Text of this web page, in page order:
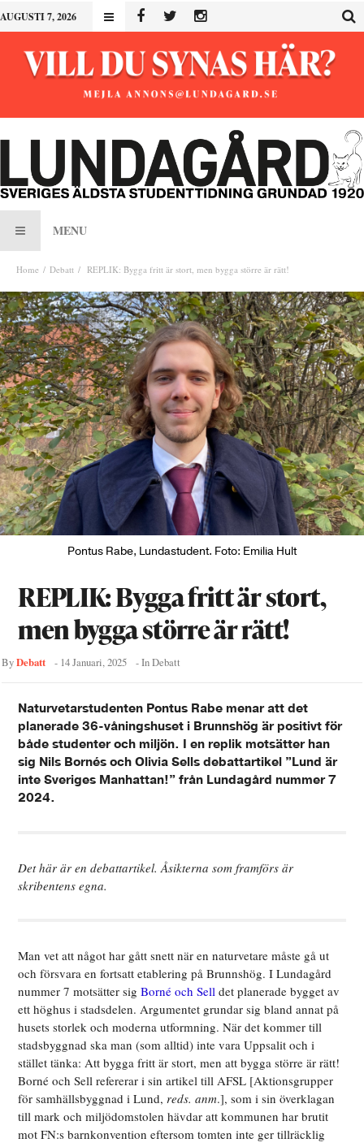
AUGUSTI 7, 2026
MENU
Home Debatt REPLIK: Bygga fritt är stort, men bygga större är rätt!
Pontus Rabe, Lundastudent. Foto: Emilia Hult
REPLIK: Bygga fritt är stort,
men bygga större är rätt!
ByDebatt - 14 Januari, 2025 - InDebatt
Naturvetarstudenten Pontus Rabe menar att det
planerade 36-våningshuset i Brunnshög är positivt för
både studenter och miljön. I en replik motsätter han
sig Nils Bornés och Olivia Sells debattartikel ”Lund är
inte Sveriges Manhattan!” från Lundagård nummer 7
2024.
Det här är en debattartikel. Åsikterna som framförs är
skribentens egna.
Man vet att något har gått snett när en naturvetare måste gå ut
och försvara en fortsatt etablering på Brunnshög. I Lundagård
nummer 7 motsätter sigBorné och Sell det planerade bygget av
ett höghus i stadsdelen. Argumentet grundar sig bland annat på
husets storlek och moderna utformning. När det kommer till
stadsbyggnad ska man (som alltid) inte vara Uppsalit och i
stället tänka: Att bygga fritt är stort, men att bygga större är rätt!
Borné och Sell refererar i sin artikel till AFSL [Aktionsgrupper
för samhällsbyggnad i Lund,reds. anm.], som i sin överklagan
till mark och miljödomstolen hävdar att kommunen har brutit
mot FN:s barnkonvention eftersom tomten inte ger tillräcklig